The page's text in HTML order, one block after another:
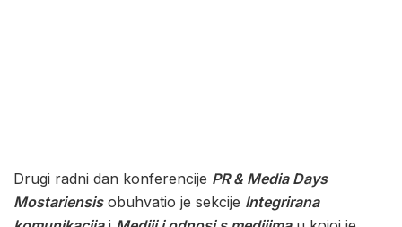
Drugi radni dan konferencije PR & Media Days
Mostariensisobuhvatio je sekcije Integrirana